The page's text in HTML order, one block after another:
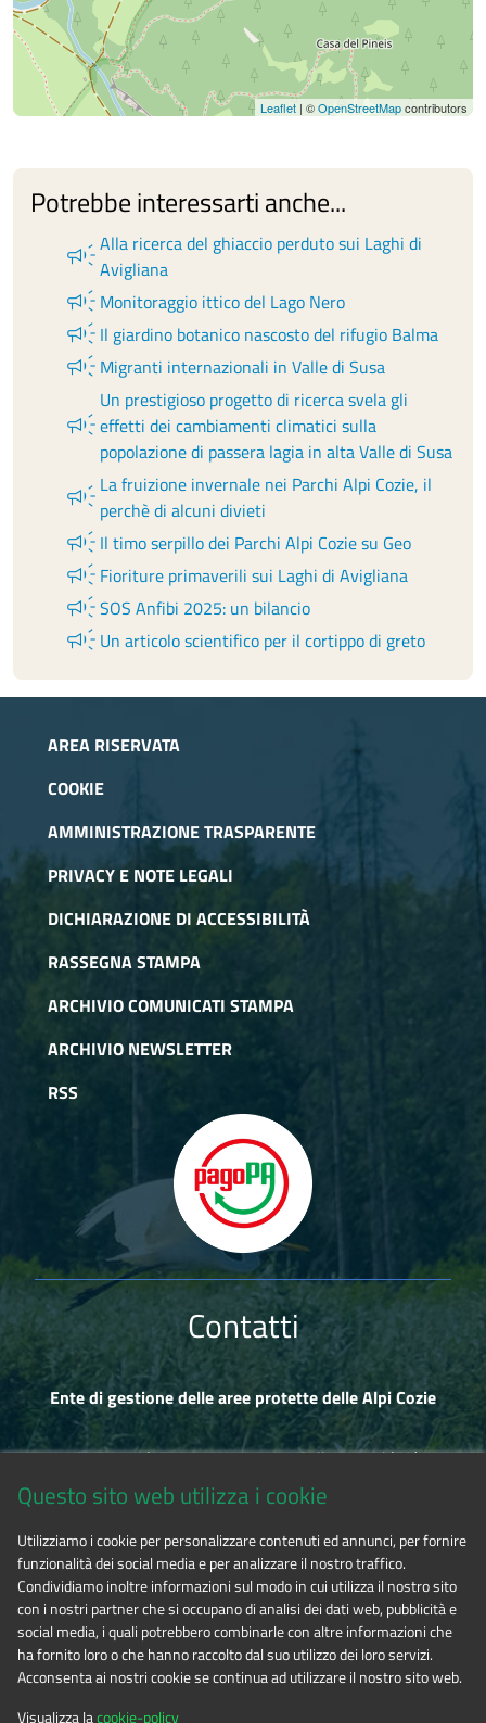
Leaflet| ©OpenStreetMapcontributors
Potrebbe interessarti anche...
campaignAlla ricerca del ghiaccio perduto sui Laghi di
Avigliana
campaign Monitoraggio ittico del Lago Nero
campaign Il giardino botanico nascosto del rifugio Balma
campaign Migranti internazionali in Valle di Susa
campaign
Un prestigioso progetto di ricerca svela gli
effetti dei cambiamenti climatici sulla
popolazione di passera lagia in alta Valle di Susa
campaign La fruizione invernale nei Parchi Alpi Cozie, il
perchè di alcuni divieti
campaign Il timo serpillo dei Parchi Alpi Cozie su Geo
campaign Fioriture primaverili sui Laghi di Avigliana
campaignSOS Anfibi 2025: un bilancio
campaign Un articolo scientifico per il cortippo di greto
AREA RISERVATA
COOKIE
AMMINISTRAZIONE TRASPARENTE
PRIVACY E NOTE LEGALI
DICHIARAZIONE DI ACCESSIBILITÀ
RASSEGNA STAMPA
ARCHIVIO COMUNICATI STAMPA
ARCHIVIO NEWSLETTER
RSS
Contatti
Ente di gestione delle aree protette delle Alpi Cozie
Via Fransuà Fontan, 1 - 10050 Salbertrand (TO)
Tel. 0122.854720
E-mailalpicozie@cert.ruparpiemonte.it
Questo sito web utilizza i cookie
Utilizziamo i cookie per personalizzare contenuti ed annunci, per fornire
funzionalità dei social media e per analizzare il nostro traffico.
Condividiamo inoltre informazioni sul modo in cui utilizza il nostro sito
con i nostri partner che si occupano di analisi dei dati web, pubblicità e
social media, i quali potrebbero combinarle con altre informazioni che
ha fornito loro o che hanno raccolto dal suo utilizzo dei loro servizi.
Acconsenta ai nostri cookie se continua ad utilizzare il nostro sito web.
Visualizza lacookie-policy